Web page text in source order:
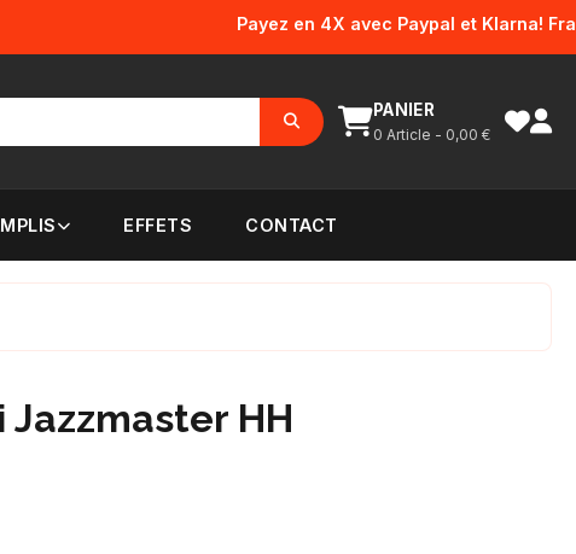
Payez en 4X avec Paypal et Klarna! Frais
PANIER
0 Article - 0,00 €
EFFETS CONTACT
Jazzmaster HH